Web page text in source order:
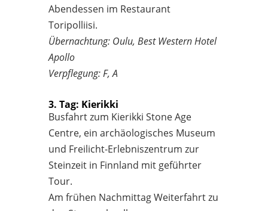
Abendessen im Restaurant
Toripolliisi.
Übernachtung: Oulu, Best Western Hotel
Apollo
Verpflegung: F, A
3. Tag: Kierikki
Busfahrt zum Kierikki Stone Age
Centre, ein archäologisches Museum
und Freilicht-Erlebniszentrum zur
Steinzeit in Finnland mit geführter
Tour.
Am frühen Nachmittag Weiterfahrt zu